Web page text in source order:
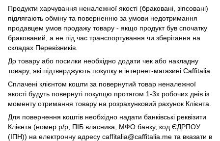
Продукти харчування неналежної якості (браковані, зіпсовані)
підлягають обміну та поверненню за умови недотримання
продавцем умов продажу товару - якщо продукт був спочатку
бракований, а не під час транспортування чи зберігання на
складах Перевізників.
До товару або посилки необхідно додати чек або накладну
товару, які підтверджують покупку в інтернет-магазині Caffitalia.
Сплачені клієнтом кошти за повернутий товар неналежної
якості будуть повернуті покупцю протягом 1-3х робочих днів із
моменту отримання товару на розрахунковий рахунок Клієнта.
Для повернення коштів необхідно надати банківські реквізити
Клієнта (номер р/р, ПІБ власника, МФО банку, код ЄДРПОУ
(ІПН)) на електронну адресу caffitalia@caffitalia.me та вказати в